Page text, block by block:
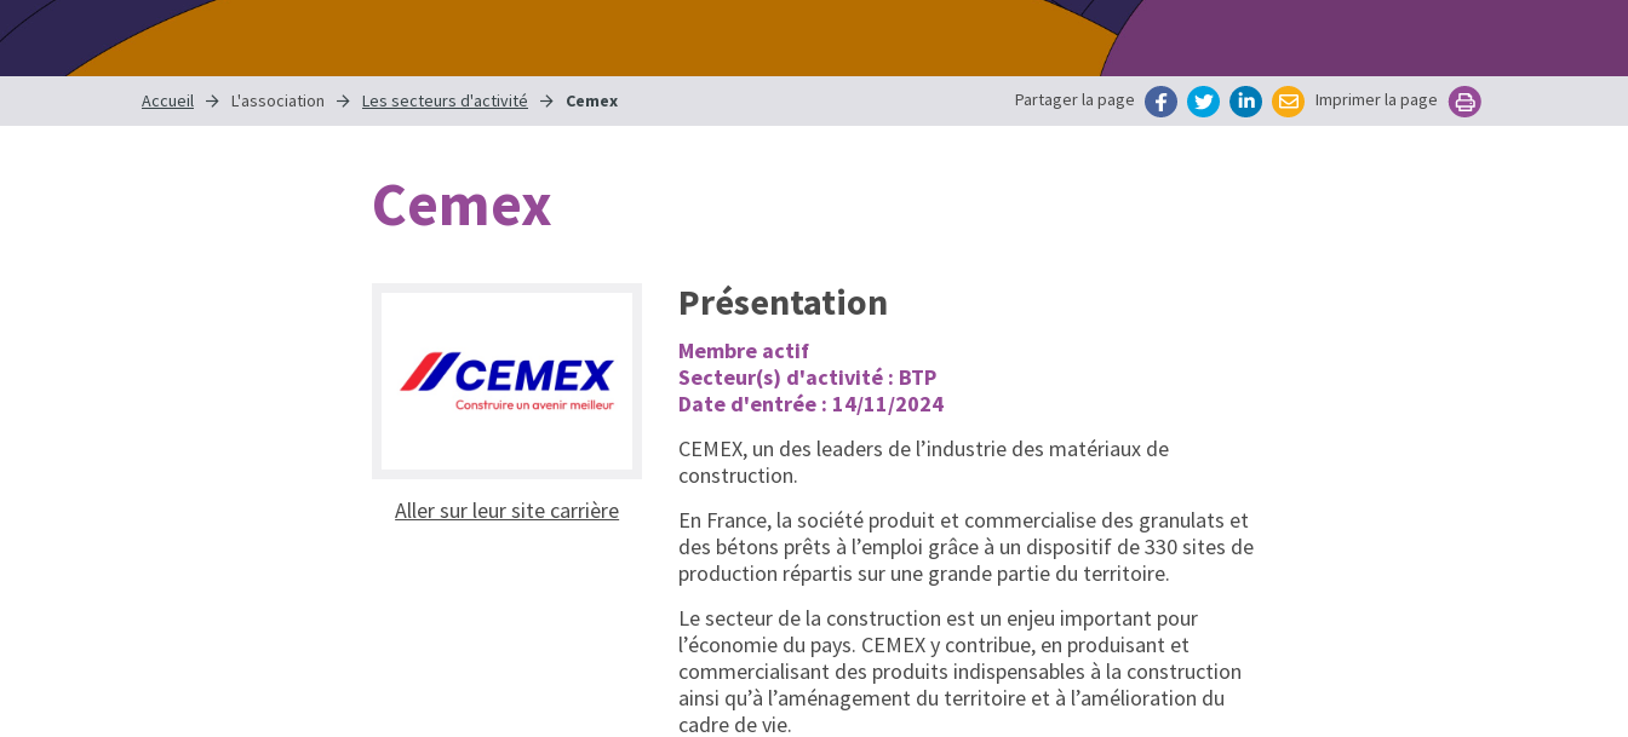
Accueil L'association Les secteurs d'activité Cemex Partager la page Imprimer la page
Cemex
Aller sur leur site carrière(ouvrir dans un nouvel onglet)
Présentation
Membre actif
Secteur(s) d'activité : BTP
Date d'entrée : 14/11/2024
CEMEX, un des leaders de l’industrie des matériaux de
construction.
En France, la société produit et commercialise des granulats et
des bétons prêts à l’emploi grâce à un dispositif de 330 sites de
production répartis sur une grande partie du territoire.
Le secteur de la construction est un enjeu important pour
l’économie du pays. CEMEX y contribue, en produisant et
commercialisant des produits indispensables à la construction
ainsi qu’à l’aménagement du territoire et à l’amélioration du
cadre de vie.